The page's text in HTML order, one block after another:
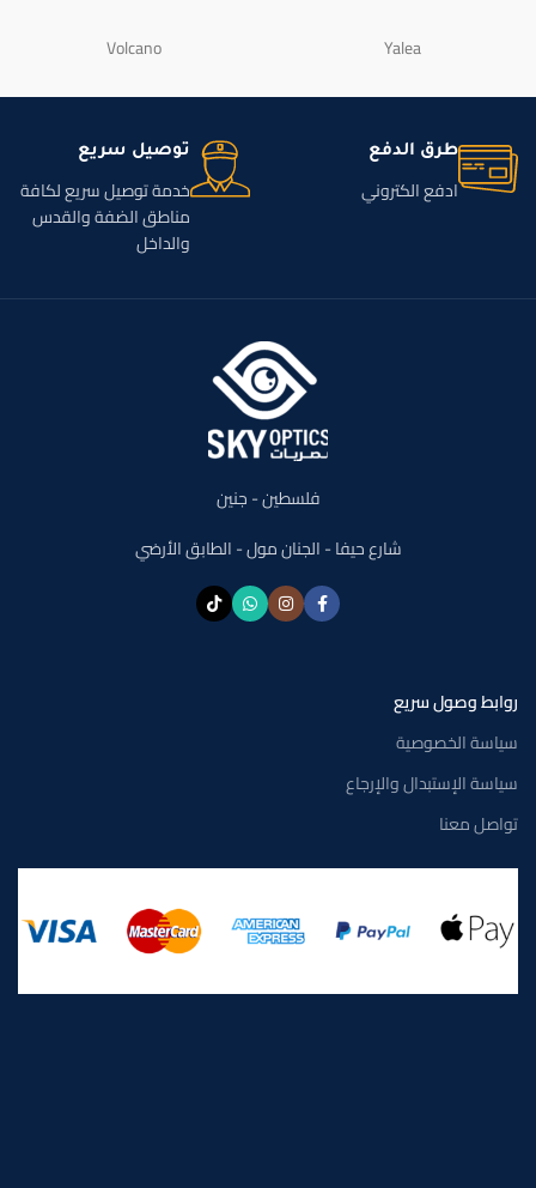
Yalea
Volcano
طرق الدفع
ادفع الكتروني
توصيل سريع
خدمة توصيل سريع لكافة
مناطق الضفة والقدس
والداخل
فلسطين - جنين
شارع حيفا - الجنان مول - الطابق الأرضي
روابط وصول سريع
سياسة الخصوصية
سياسة الإستبدال والإرجاع
تواصل معنا